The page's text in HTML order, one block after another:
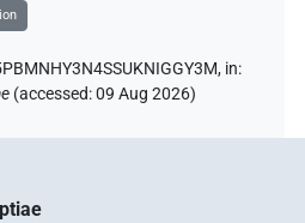
in:
(accessed:09 Aug 2026)